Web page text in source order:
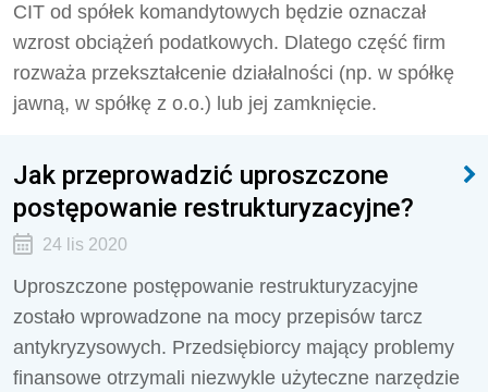
CIT od spółek komandytowych będzie oznaczał
wzrost obciążeń podatkowych. Dlatego część firm
rozważa przekształcenie działalności (np. w spółkę
jawną, w spółkę z o.o.) lub jej zamknięcie.
Jak przeprowadzić uproszczone
postępowanie restrukturyzacyjne?
24 lis 2020
Uproszczone postępowanie restrukturyzacyjne
zostało wprowadzone na mocy przepisów tarcz
antykryzysowych. Przedsiębiorcy mający problemy
finansowe otrzymali niezwykle użyteczne narzędzie